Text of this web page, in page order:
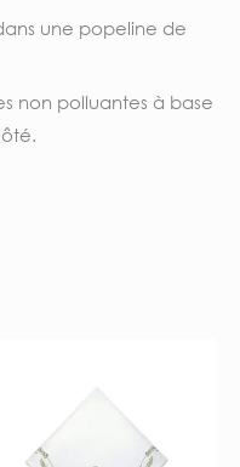
une popeline de
non polluantes à base